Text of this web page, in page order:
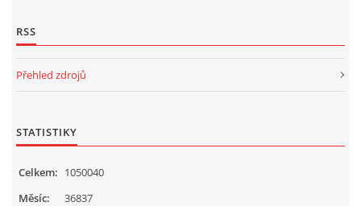
RSS
Přehled zdrojů
STATISTIKY
Celkem: 1050040
Měsíc:
36837